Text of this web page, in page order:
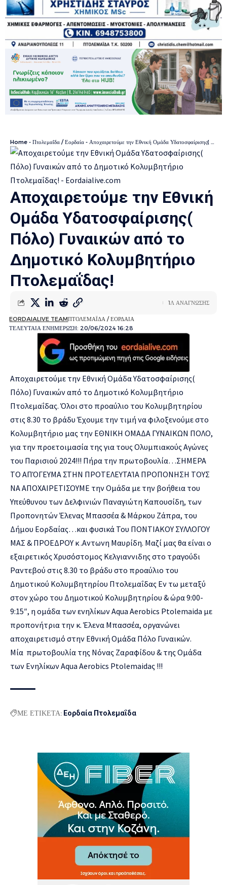
Home - Πτολεμαΐδα / Εορδαία - Αποχαιρετούμε την Εθνική Ομάδα Υδατοσφαίρισης( Πόλο) Γυναικών από το Δημοτικό Κολυμβητήριο Πτολεμαΐδας!
Αποχαιρετούμε την Εθνική
Ομάδα Υδατοσφαίρισης(
Πόλο) Γυναικών από το
Δημοτικό Κολυμβητήριο
Πτολεμαΐδας!
ΤΕΛΕΥΤΑΙΑ ΕΝΗΜΕΡΩΣΗ: 20/06/2024 16:28
EORDAIALIVE TEAMΠΤΟΛΕΜΑΪΔΑ / ΕΟΡΔΑΙΑ
1Λ ΑΝΑΓΝΩΣΗΣ
Αποχαιρετούμε την Εθνική Ομάδα Υδατοσφαίρισης(
Πόλο) Γυναικών από το Δημοτικό Κολυμβητήριο
Πτολεμαΐδας. Όλοι στο προαύλιο του Κολυμβητηρίου
στις 8.30 το βράδυ Έχουμε την τιμή να φιλοξενούμε στο
Κολυμβητήριο μας την ΕΘΝΙΚΗ ΟΜΑΔΑ ΓΥΝΑΙΚΩΝ ΠΟΛΟ,
για την προετοιμασία της για τους Ολυμπιακούς Αγώνες
του Παρισιού 2024!!! Πήρα την πρωτοβουλία…ΣΗΜΕΡΑ
ΤΟ ΑΠΌΓΕΥΜΑ ΣΤΗΝ ΠΡΟΤΕΛΕΥΤΑΊΑ ΠΡΟΠΟΝΗΣΗ ΤΟΥΣ
ΝΑ ΑΠΟΧΑΙΡΕΤΙΣΟΥΜΕ την Ομάδα με την βοήθεια του
Υπεύθυνου των Δελφινιών Παναγιώτη Καπουσίδη, των
Προπονητών Έλενας Μπασσέα & Μάρκου Ζάπρα, του
Δήμου Εορδαίας…και φυσικά Του ΠΟΝΤΙΑΚΟΥ ΣΥΛΛΟΓΟΥ
ΜΑΣ & ΠΡΟΕΔΡΟΥ κ .Αντωνη Μαυρίδη. Μαζί μας θα είναι ο
εξαιρετικός Χρυσόστομος Κελγιαννιδης στο τραγούδι
Ραντεβού στις 8.30 το βράδυ στο προαύλιο του
Δημοτικού Κολυμβητηρίου Πτολεμαΐδας Εν τω μεταξύ
στον χώρο του Δημοτικού Κολυμβητηρίου & ώρα 9:00-
9:15″, η ομάδα των ενηλίκων Aqua Aerobics Ptolemaida με
προπονήτρια την κ. Έλενα Μπασσέα, οργανώνει
αποχαιρετισμό στην Εθνική Ομάδα Πόλο Γυναικών.
Μία πρωτοβουλία της Νόνας Ζαραφίδου & της Ομάδα
των Ενηλίκων Aqua Aerobics Ptolemaidaς !!!
ΜΕ ΕΤΙΚΕΤΑ: Εορδαία Πτολεμαΐδα